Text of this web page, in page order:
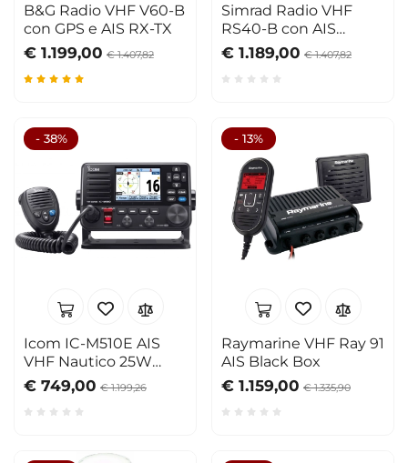
B&G Radio VHF V60-B
con GPS e AIS RX-TX
€ 1.199,00 € 1.407,82
Simrad Radio VHF
RS40-B con AIS
Ricetrasmittente e
GPS500 antenna
€ 1.189,00 € 1.407,82
- 38%
Icom IC-M510E AIS
VHF Nautico 25W
Wireless
€ 749,00 € 1.199,26
- 13%
Raymarine VHF Ray 91
AIS Black Box
€ 1.159,00 € 1.335,90